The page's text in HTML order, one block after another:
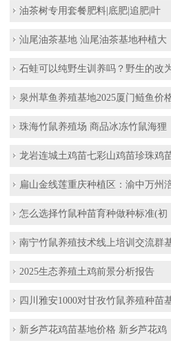
油茶树专用套餐肥料|底肥|追肥|叶
汕尾油茶基地 汕尾油茶基地种植大
石蛙可以纯野生训养吗？野生的改
泉州草鱼养殖基地2025厦门鲢鱼价
珠海竹鼠养殖场 商品冰冻竹鼠海狸
龙岩连城土鸡苗七彩山鸡苗珍珠鸡
扁山金线莲重庆种植区：渝中万州
怎么选择竹鼠种苗育种做种标准(初
南宁竹鼠养殖技术线上培训交流群
2025生态养殖土鸡前景分析报告
四川雅安1000对甘孜竹鼠养殖种苗
新乡芦花鸡苗基地价格 新乡芦花鸡